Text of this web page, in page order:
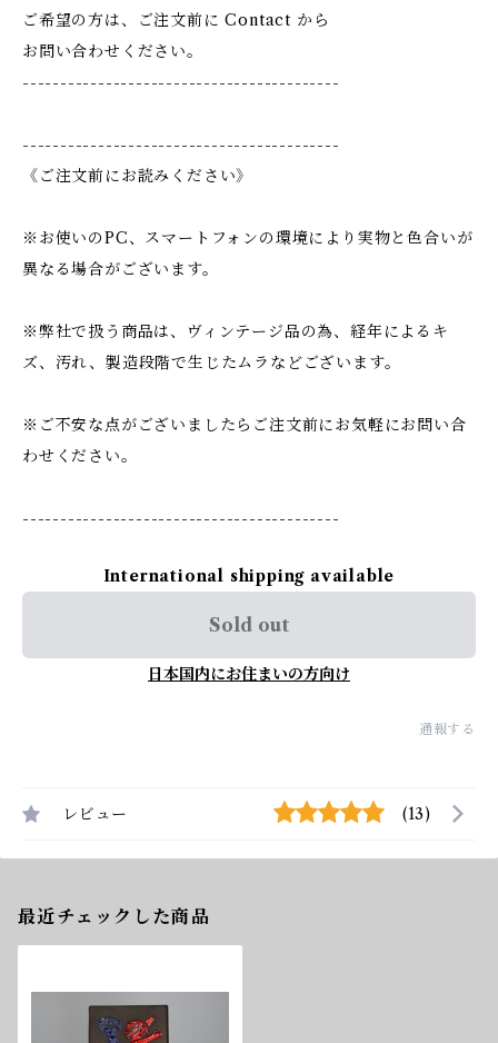
ご希望の方は、ご注文前に Contact から
お問い合わせください。
------------------------------------------
------------------------------------------
《ご注文前にお読みください》
※お使いのPC、スマートフォンの環境により実物と色合いが
異なる場合がございます。
※弊社で扱う商品は、ヴィンテージ品の為、経年によるキ
ズ、汚れ、製造段階で生じたムラなどございます。
※ご不安な点がございましたらご注文前にお気軽にお問い合
わせください。
------------------------------------------
International shipping available
Sold out
日本国内にお住まいの方向け
通報する
レビュー (13)
最近チェックした商品